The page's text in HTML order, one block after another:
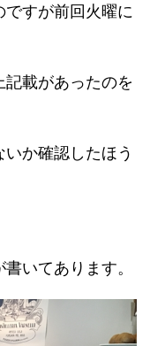
すが前回火曜に
記載があったのを
か確認したほう
いてあります。